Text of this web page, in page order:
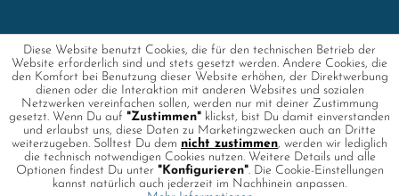
Diese Website benutzt Cookies, die für den technischen Betrieb der
Website erforderlich sind und stets gesetzt werden. Andere Cookies, die
den Komfort bei Benutzung dieser Website erhöhen, der Direktwerbung
dienen oder die Interaktion mit anderen Websites und sozialen
Netzwerken vereinfachen sollen, werden nur mit deiner Zustimmung
gesetzt. Wenn Du auf "Zustimmen" klickst, bist Du damit einverstanden
und erlaubst uns, diese Daten zu Marketingzwecken auch an Dritte
weiterzugeben. Solltest Du dem nicht zustimmen, werden wir lediglich
die technisch notwendigen Cookies nutzen. Weitere Details und alle
Optionen findest Du unter "Konfigurieren". Die Cookie-Einstellungen
kannst natürlich auch jederzeit im Nachhinein anpassen.